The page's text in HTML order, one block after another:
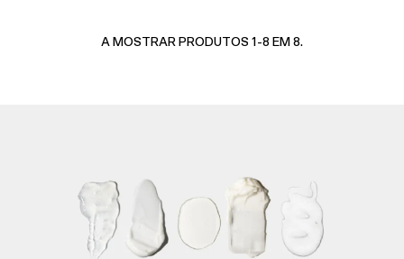
A MOSTRAR PRODUTOS 1-8 EM 8.